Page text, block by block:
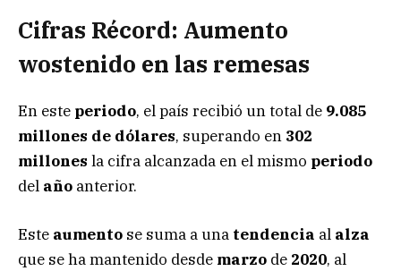
Cifras Récord: Aumento
wostenido en las remesas
En este periodo, el país recibió un total de 9.085
millones de dólares, superando en 302
millones la cifra alcanzada en el mismo periodo
del año anterior.
Este aumento se suma a una tendencia al alza
que se ha mantenido desde marzo de 2020, al